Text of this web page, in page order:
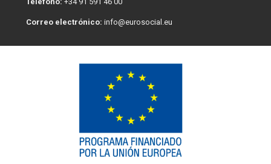
Correo electrónico: info@eurosocial.eu